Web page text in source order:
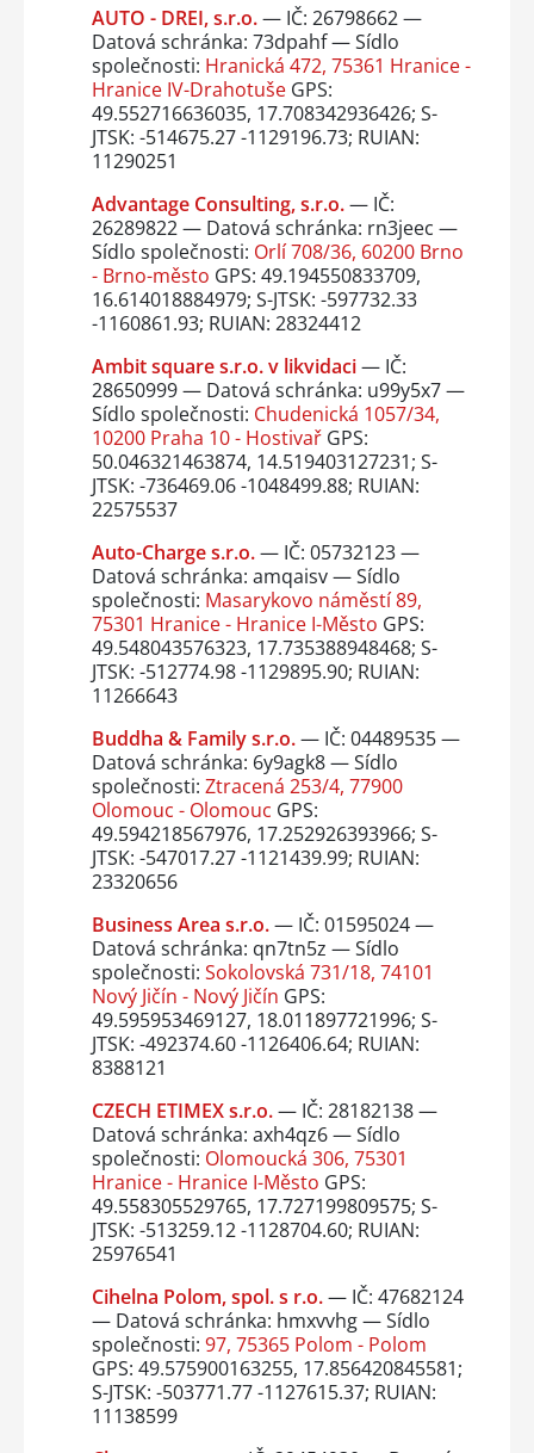
AUTO - DREI, s.r.o.— IČ: 26798662 —
Datová schránka: 73dpahf — Sídlo
společnosti: Hranická 472, 75361 Hranice -
Hranice IV-DrahotušeGPS:
49.552716636035, 17.708342936426; S-
JTSK: -514675.27 -1129196.73; RUIAN:
11290251
Advantage Consulting, s.r.o.— IČ:
26289822 — Datová schránka: rn3jeec —
Sídlo společnosti: Orlí 708/36, 60200 Brno
- Brno-město GPS: 49.194550833709,
16.614018884979; S-JTSK: -597732.33
-1160861.93; RUIAN: 28324412
Ambit square s.r.o. v likvidaci— IČ:
28650999 — Datová schránka: u99y5x7 —
Sídlo společnosti: Chudenická 1057/34,
10200 Praha 10 - HostivařGPS:
50.046321463874, 14.519403127231; S-
JTSK: -736469.06 -1048499.88; RUIAN:
22575537
Auto-Charge s.r.o.— IČ: 05732123 —
Datová schránka: amqaisv — Sídlo
společnosti: Masarykovo náměstí 89,
75301 Hranice - Hranice I-Město GPS:
49.548043576323, 17.735388948468; S-
JTSK: -512774.98 -1129895.90; RUIAN:
11266643
Buddha & Family s.r.o.— IČ: 04489535 —
Datová schránka: 6y9agk8 — Sídlo
společnosti: Ztracená 253/4, 77900
Olomouc - Olomouc GPS:
49.594218567976, 17.252926393966; S-
JTSK: -547017.27 -1121439.99; RUIAN:
23320656
Business Area s.r.o.— IČ: 01595024 —
Datová schránka: qn7tn5z — Sídlo
společnosti: Sokolovská 731/18, 74101
Nový Jičín - Nový Jičín GPS:
49.595953469127, 18.011897721996; S-
JTSK: -492374.60 -1126406.64; RUIAN:
8388121
CZECH ETIMEX s.r.o.— IČ: 28182138 —
Datová schránka: axh4qz6 — Sídlo
společnosti: Olomoucká 306, 75301
Hranice - Hranice I-Město GPS:
49.558305529765, 17.727199809575; S-
JTSK: -513259.12 -1128704.60; RUIAN:
25976541
Cihelna Polom, spol. s r.o.— IČ: 47682124
— Datová schránka: hmxvvhg — Sídlo
společnosti: 97, 75365 Polom - Polom
GPS: 49.575900163255, 17.856420845581;
S-JTSK: -503771.77 -1127615.37; RUIAN:
11138599